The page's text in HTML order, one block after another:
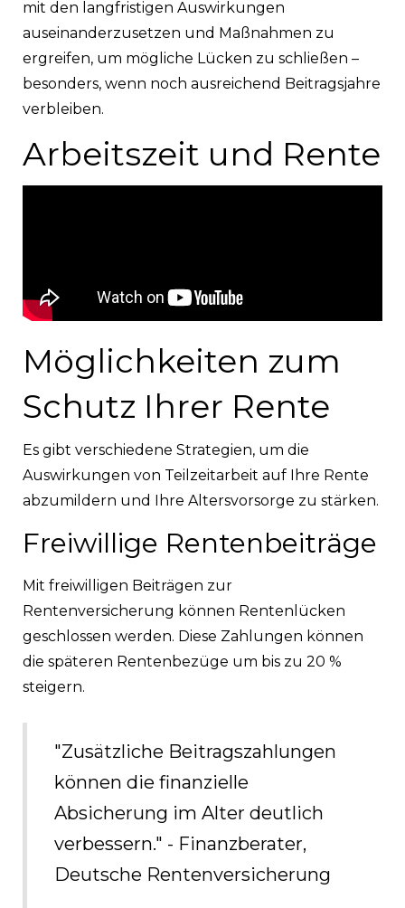
mit den langfristigen Auswirkungen
auseinanderzusetzen und Maßnahmen zu
ergreifen, um mögliche Lücken zu schließen –
besonders, wenn noch ausreichend Beitragsjahre
verbleiben.
Arbeitszeit und Rente
Möglichkeiten zum
Schutz Ihrer Rente
Es gibt verschiedene Strategien, um die
Auswirkungen von Teilzeitarbeit auf Ihre Rente
abzumildern und Ihre Altersvorsorge zu stärken.
Freiwillige Rentenbeiträge
Mit freiwilligen Beiträgen zur
Rentenversicherung können Rentenlücken
geschlossen werden. Diese Zahlungen können
die späteren Rentenbezüge um bis zu 20 %
steigern.
"Zusätzliche Beitragszahlungen
können die finanzielle
Absicherung im Alter deutlich
verbessern." - Finanzberater,
Deutsche Rentenversicherung